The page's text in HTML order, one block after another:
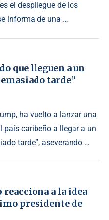
el despliegue de los
informa de una …
que lleguen a un
tarde”
ha vuelto a lanzar una
país caribeño a llegar a un
tarde”, aseverando …
reacciona a la idea
presidente de